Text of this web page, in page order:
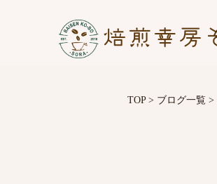
TOP> ブログ一覧 >